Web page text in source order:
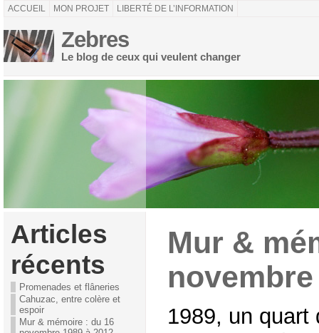
ACCUEIL MON PROJET LIBERTÉ DE L’INFORMATION
Zebres
Le blog de ceux qui veulent changer
Articles
récents
Promenades et flâneries
Cahuzac, entre colère et
espoir
Mur & mémoire : du 16
Mur &
novembre
1989, un quart